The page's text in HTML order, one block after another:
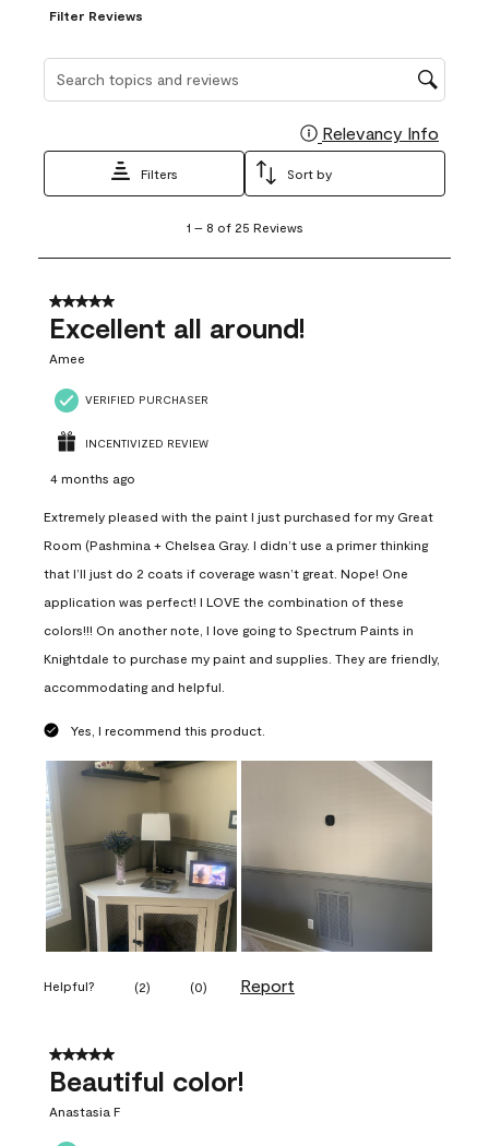
Filter Reviews
Relevancy Info
Filters Sort by
8
25
Reviews
1 – 8 of 25 Reviews
5 out of 5 stars.
Excellent all around!
Amee
VERIFIED PURCHASER
INCENTIVIZED REVIEW
4 months ago
Extremely pleased with the paint I just purchased for my Great
Room (Pashmina + Chelsea Gray. I didn’t use a primer thinking
that I’ll just do 2 coats if coverage wasn’t great. Nope! One
application was perfect! I LOVE the combination of these
colors!!! On another note, I love going to Spectrum Paints in
Knightdale to purchase my paint and supplies. They are friendly,
accommodating and helpful.
Yes, I recommend this product.
Helpful? (2) (0) Report
5 out of 5 stars.
Beautiful color!
Anastasia F